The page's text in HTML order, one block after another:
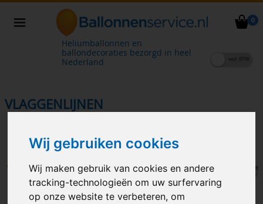
Wij gebruiken cookies
Wij maken gebruik van cookies en andere
tracking-technologieën om uw surfervaring
op onze website te verbeteren, om
0
Heliumballonnen en
ballondecoraties bezorgd in heel
Nederland
VLAGGENLIJNEN